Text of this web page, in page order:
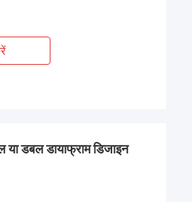
या डबल डायाफ्राम डिजाइन